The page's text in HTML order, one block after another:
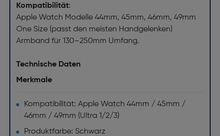
Kompatibilität:
Apple Watch Modelle 44mm, 45mm, 46mm, 49mm
One Size (passt den meisten Handgelenken)
Armband für 130–250mm Umfang.
Technische Daten
Merkmale
Kompatibilität: Apple Watch 44mm / 45mm /
46mm / 49mm (Ultra 1/2/3)
Produktfarbe: Schwarz